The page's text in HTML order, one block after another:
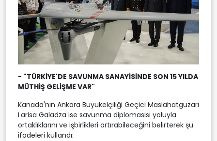
- "TÜRKİYE'DE SAVUNMA SANAYİSİNDE SON 15 YILDA
MÜTHİŞ GELİŞME VAR"
Kanada'nın Ankara Büyükelçiliği Geçici Maslahatgüzarı
Larisa Galadza ise savunma diplomasisi yoluyla
ortaklıklarını ve işbirlikleri artırabileceğini belirterek şu
ifadeleri kullandı: